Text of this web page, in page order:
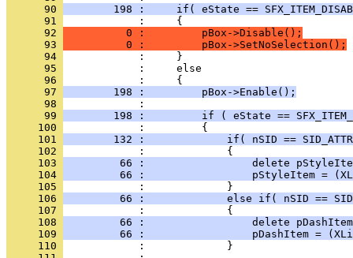
      90
198 :     if( eState ==
      91
      92
          0 :         pBox->Disable();
      93
          0 :         pBox->SetNoSelection();
      94
      95
      96
      97
        198 :         pBox->Enable();
      98
      99
198 :         if ( eState ==
     100
     101
132 :             if( nSID ==
     102
     103
66 :                 delete
     104
66 :                 pStyleItem =
     105
     106
66 :             else if( nSID ==
     107
     108
66 :                 delete
     109
66 :                 pDashItem =
     110